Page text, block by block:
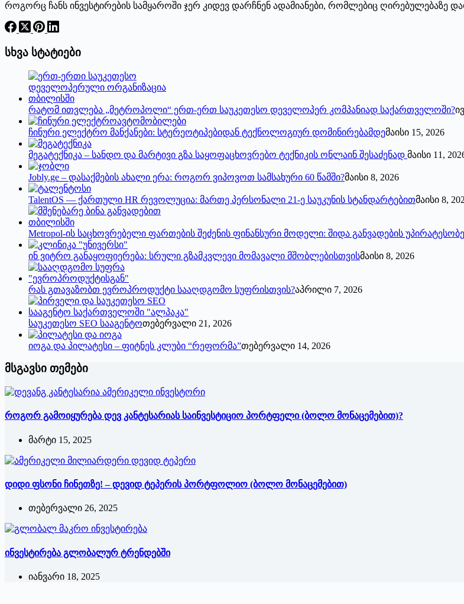
როგორც ჩანს ინვესტირების სამყაროში ჯერ კიდევ დარჩნენ ადამიანები, რომლებიც ღირებულებაზე
სხვა სტატიები
რატომ ითვლება „მეტროპოლი“ ერთ-ერთ საუკეთესო დეველოპერ კომპანიად საქართველოში?
ჩინური ელექტრო მანქანები: სტერეოტიპებიდან ტექნოლოგიურ დომინირებამდემაისი 15, 2026
მეგატექნიკა – სანდო და მარტივი გზა საყოფაცხოვრებო ტექნიკის ონლაინ შესაძენად მაისი 11,
Jobly.ge – დასაქმების ახალი ერა: როგორ ვიპოვოთ სამსახური 60 წამში?მაისი 8, 2026
TalentOS — ქართული HR რევოლუცია: მართე პერსონალი 21-ე საუკუნის სტანდარტებითმაისი 8,
Metropol-ის საცხოვრებელი ფართების შეძენის ფინანსური მოდელი: შიდა განვადების
ინ ვიტრო განაყოფიერება: სრული გზამკვლევი მომავალი მშობლებისთვისმაისი 8, 2026
რას გთავაზობთ ევროპროდუქტი სააღდგომო სუფრისთვის?აპრილი 7, 2026
საუკეთესო SEO სააგენტოთებერვალი 21, 2026
იოგა და პილატესი – ფიტნეს კლუბი “რეფორმა”თებერვალი 14, 2026
მსგავსი თემები
როგორ გამოიყურება დევ კანტესარიას საინვესტიციო პორტფელი (ბოლო მონაცემებით)?
მარტი 15, 2025
დიდი ფსონი ჩინეთზე! – დევიდ ტეპერის პორტფოლიო (ბოლო მონაცემებით)
თებერვალი 26, 2025
ინვესტირება გლობალურ ტრენდებში
იანვარი 18, 2025